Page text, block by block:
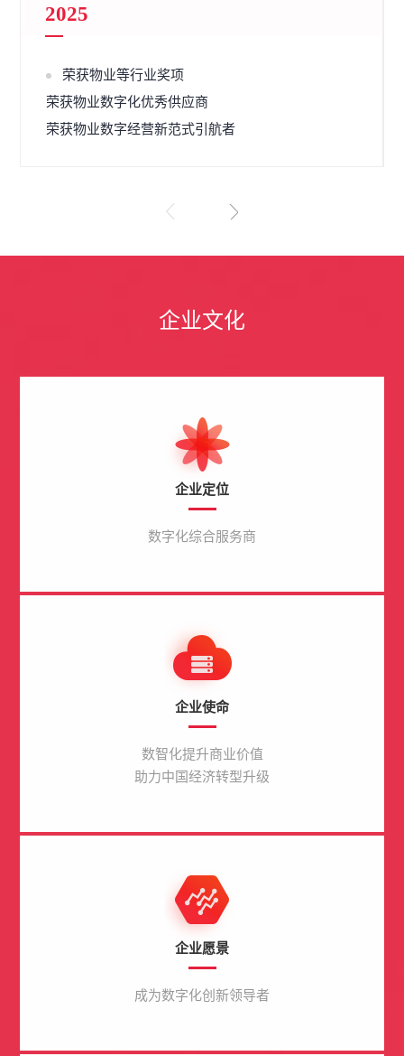
2025
荣获物业等行业奖项
荣获物业数字化优秀供应商
荣获物业数字经营新范式引航者
企业文化
企业定位
数字化综合服务商
企业使命
数智化提升商业价值
助力中国经济转型升级
企业愿景
成为数字化创新领导者